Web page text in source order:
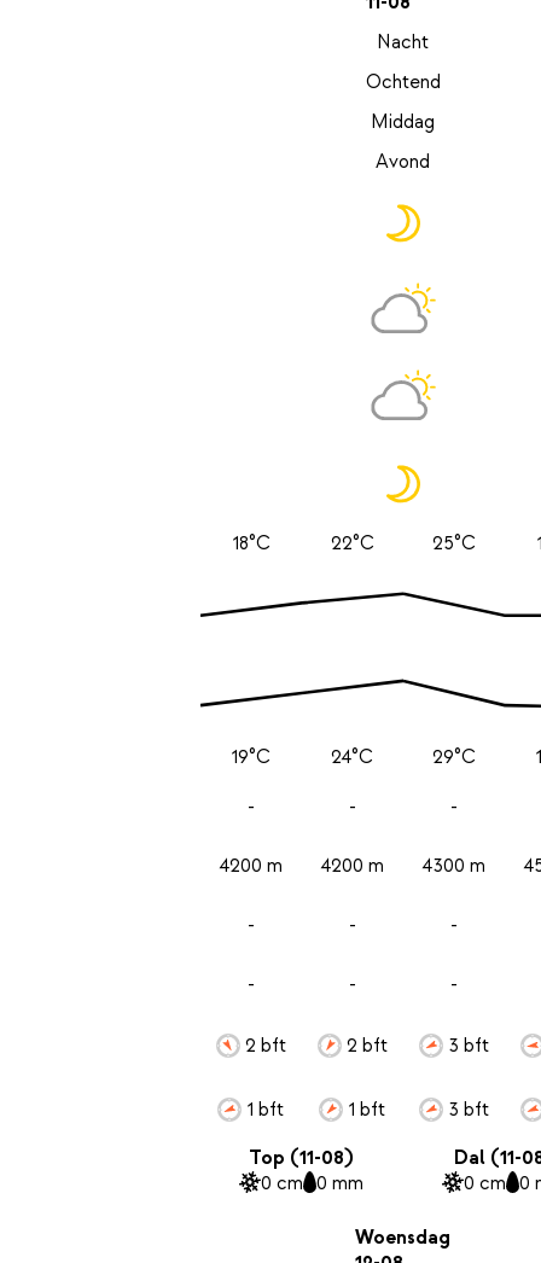
Nacht
Ochtend
Middag
Avond
18°C
19°C
-
4200 m
-
-
2 bft
1 bft
22°C
24°C
-
4200 m
-
-
2 bft
1 bft
25°C
29°C
-
4300 m
-
-
3 bft
3 bft
Top (11-08)
0 cm 0 mm
Dal (11-
0 cm 0
Woensdag